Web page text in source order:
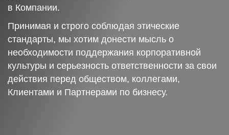
в Компании.
Принимая и строго соблюдая этические
стандарты, мы хотим донести мысль о
необходимости поддержания корпоративной
культуры и серьезность ответственности за свои
действия перед обществом, коллегами,
Клиентами и Партнерами по бизнесу.